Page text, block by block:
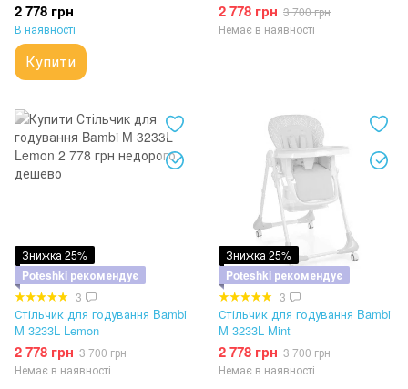
2 778 грн
В наявності
Купити
2 778 грн 3 700 грн
Немає в наявності
Знижка 25%
Poteshki рекомендує
3
Стільчик для годування Bambi
M 3233L Lemon
2 778 грн 3 700 грн
Немає в наявності
Знижка 25%
Poteshki рекомендує
3
Стільчик для годування Bambi
M 3233L Mint
2 778 грн 3 700 грн
Немає в наявності